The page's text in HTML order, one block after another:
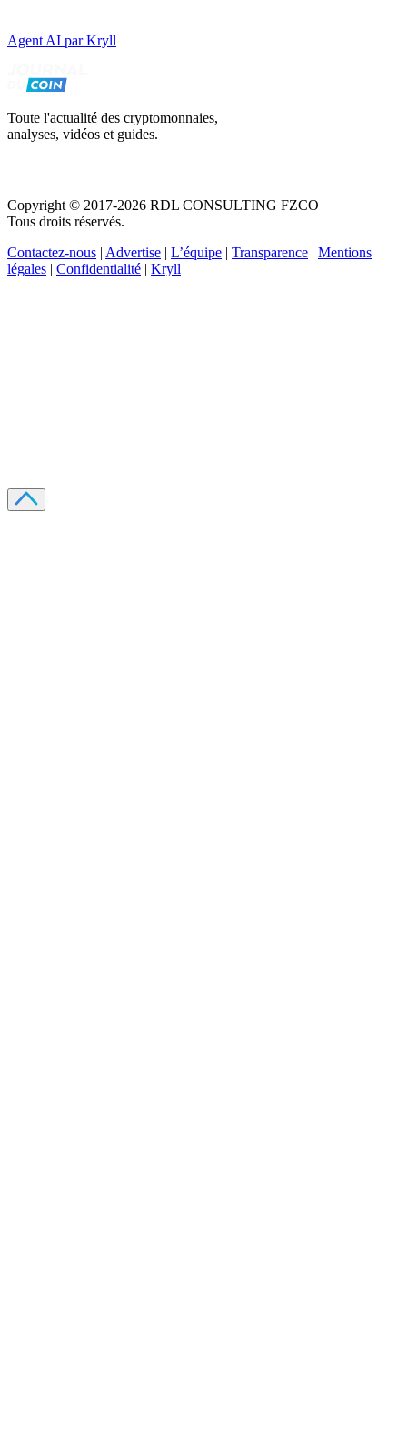
Agent AI par Kryll
Toute l'actualité des cryptomonnaies,
analyses, vidéos et guides.
Copyright © 2017-2026 RDL CONSULTING FZCO
Tous droits réservés.
Contactez-nous | Advertise | L’équipe | Transparence | Mentions
légales | Confidentialité | Kryll